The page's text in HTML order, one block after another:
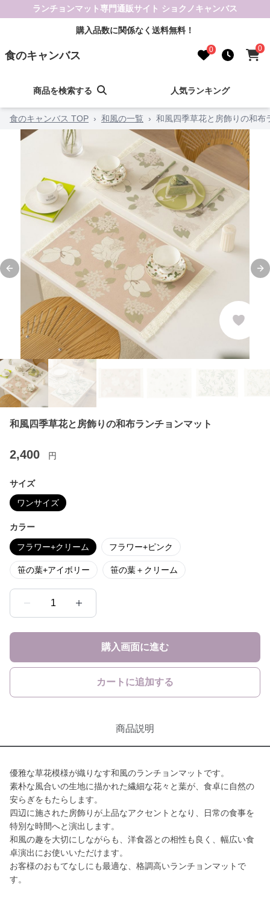
ランチョンマット専門通販サイト ショクノキャンバス
購入品数に関係なく送料無料！
食のキャンバス 0 0
商品を検索する 人気ランキング
食のキャンバス TOP › 和風の一覧 › 和風四季草花と房飾りの和布
Previous slide
和風四季草花と房飾りの和布ランチョンマット
2,400 円
サイズ
ワンサイズ
カラー
フラワー+クリーム フラワー+ピンク
笹の葉+アイボリー 笹の葉＋クリーム
1
購入画面に進む
カートに追加する
商品説明
優雅な草花模様が織りなす和風のランチョンマットです。
素朴な風合いの生地に描かれた繊細な花々と葉が、食卓に自然の
安らぎをもたらします。
四辺に施された房飾りが上品なアクセントとなり、日常の食事を
特別な時間へと演出します。
和風の趣を大切にしながらも、洋食器との相性も良く、幅広い食
卓演出にお使いいただけます。
お客様のおもてなしにも最適な、格調高いランチョンマットで
す。